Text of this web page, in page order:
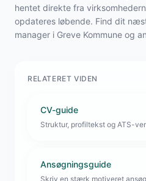
hentet direkte fra
opdateres løbende. Find dit
manager i Greve Kommune og
RELATERET VIDEN
CV-guide
Struktur, profiltekst og ATS-
Ansøgningsguide
Skriv en stærk motiveret